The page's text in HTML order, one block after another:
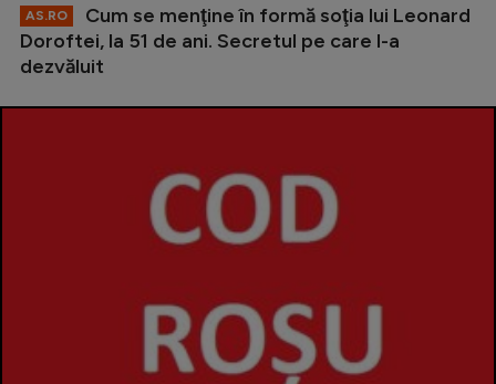
AS.RO
Cum se menţine în formă soţia lui Leonard
Doroftei, la 51 de ani. Secretul pe care l-a
dezvăluit